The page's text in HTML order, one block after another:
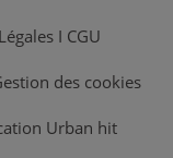
I CGU
des cookies
Urban hit